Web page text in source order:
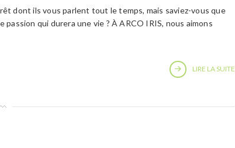
dont ils vous parlent tout le temps, mais saviez-vous que
qui durera une vie ? À ARCO IRIS, nous aimons
LIRE LA SUITE